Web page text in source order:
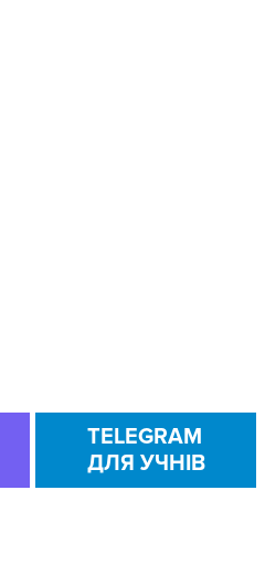
TELEGRAM
ДЛЯ УЧНІВ